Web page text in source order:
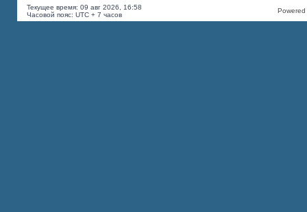
Текущее время: 09 авг 2026, 16:58
Часовой пояс: UTC + 7 часов